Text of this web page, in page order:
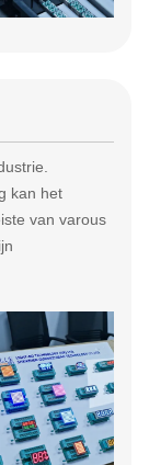
kan het
van varous